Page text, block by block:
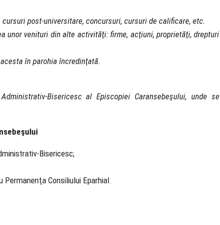
post-universitare, concursuri, cursuri de calificare, etc.
unor venituri din alte activităţi: firme, acţiuni, proprietăţi, drepturi
în parohia încredinţată.
Bisericesc al Episcopiei Caransebeşului, unde se
Bisericesc;
Permanenţa Consiliului Eparhial.